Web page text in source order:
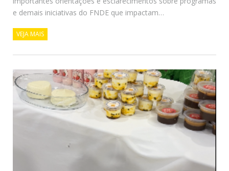
e demais iniciativas do FNDE que impactam…
VEJA MAIS